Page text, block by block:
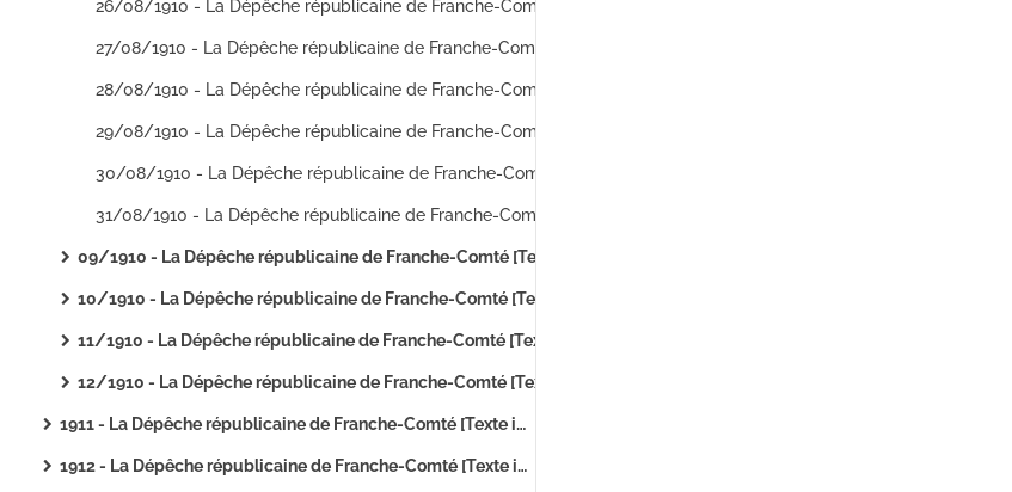
09/1910 - La Dépêche républicaine de Franche-Comté [Texte imprimé]
10/1910 - La Dépêche républicaine de Franche-Comté [Texte imprimé]
11/1910 - La Dépêche républicaine de Franche-Comté [Texte imprimé]
12/1910 - La Dépêche républicaine de Franche-Comté [Texte imprimé]
1911 - La Dépêche républicaine de Franche-Comté [Texte imprimé]
1912 - La Dépêche républicaine de Franche-Comté [Texte imprimé]